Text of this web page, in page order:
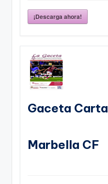
¡Descarga ahora!
Gaceta
Marbella CF